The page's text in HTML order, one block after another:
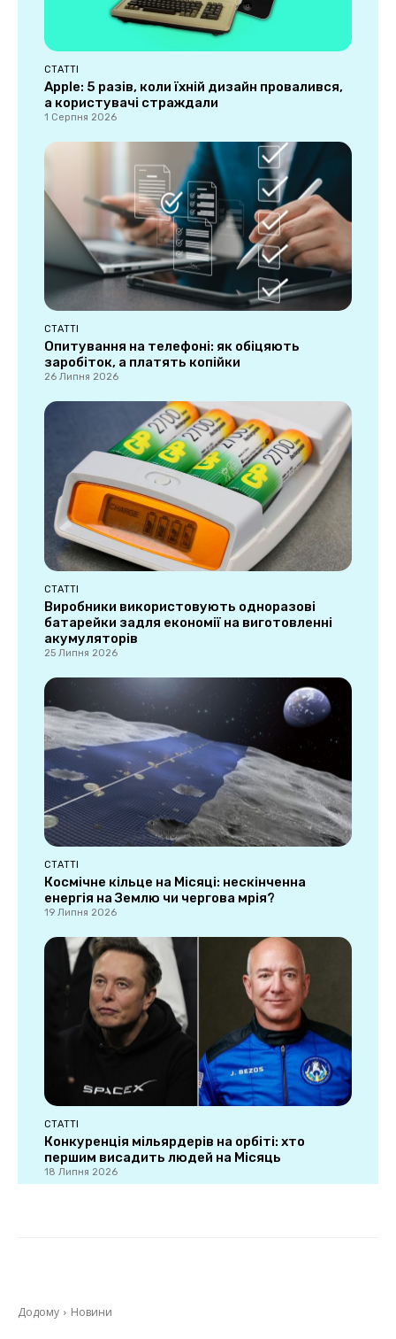
СТАТТІ
Apple: 5 разів, коли їхній дизайн провалився,
а користувачі страждали
1 Серпня 2026
СТАТТІ
Опитування на телефоні: як обіцяють
заробіток, а платять копійки
26 Липня 2026
СТАТТІ
Виробники використовують одноразові
батарейки задля економії на виготовленні
акумуляторів
25 Липня 2026
СТАТТІ
Космічне кільце на Місяці: нескінченна
енергія на Землю чи чергова мрія?
19 Липня 2026
СТАТТІ
Конкуренція мільярдерів на орбіті: хто
першим висадить людей на Місяць
18 Липня 2026